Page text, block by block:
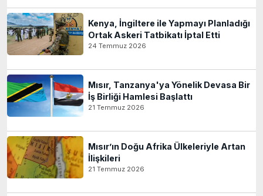
Kenya, İngiltere ile Yapmayı Planladığı
Ortak Askeri Tatbikatı İptal Etti
24 Temmuz 2026
Mısır, Tanzanya'ya Yönelik Devasa Bir
İş Birliği Hamlesi Başlattı
21 Temmuz 2026
Mısır’ın Doğu Afrika Ülkeleriyle Artan
İlişkileri
21 Temmuz 2026